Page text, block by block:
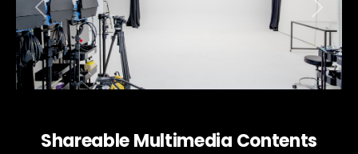
Previous Next
Shareable Multimedia Contents